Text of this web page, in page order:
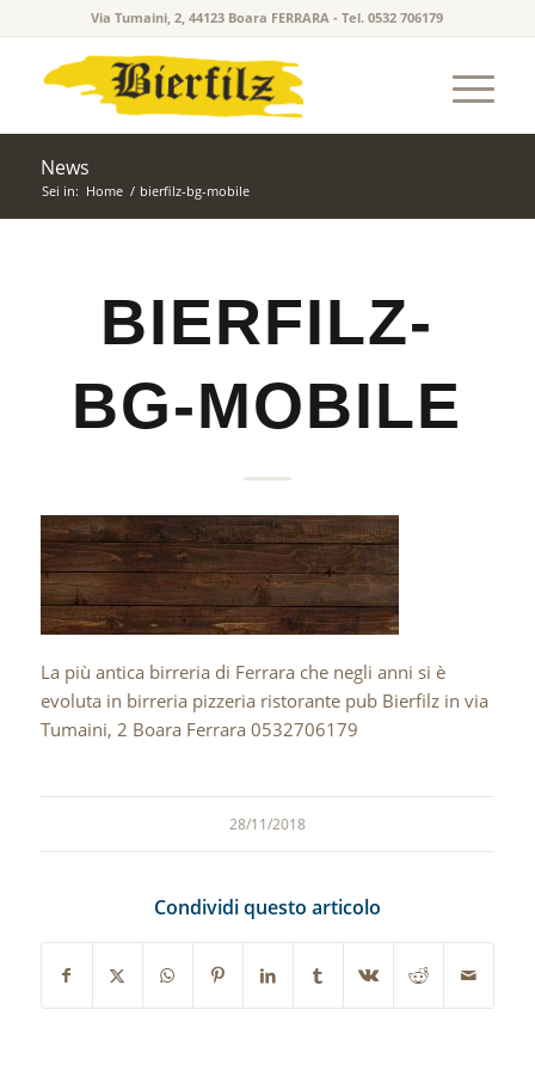
Via Tumaini, 2, 44123 Boara FERRARA - Tel. 0532 706179
News
Sei in: Home / bierfilz-bg-mobile
BIERFILZ-
BG-MOBILE
La più antica birreria di Ferrara che negli anni si è
evoluta in birreria pizzeria ristorante pub Bierfilz in via
Tumaini, 2 Boara Ferrara 0532706179
28/11/2018
Condividi questo articolo